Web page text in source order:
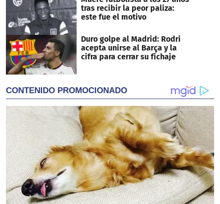
tras recibir la peor paliza:
este fue el motivo
Duro golpe al Madrid: Rodri
acepta unirse al Barça y la
cifra para cerrar su fichaje